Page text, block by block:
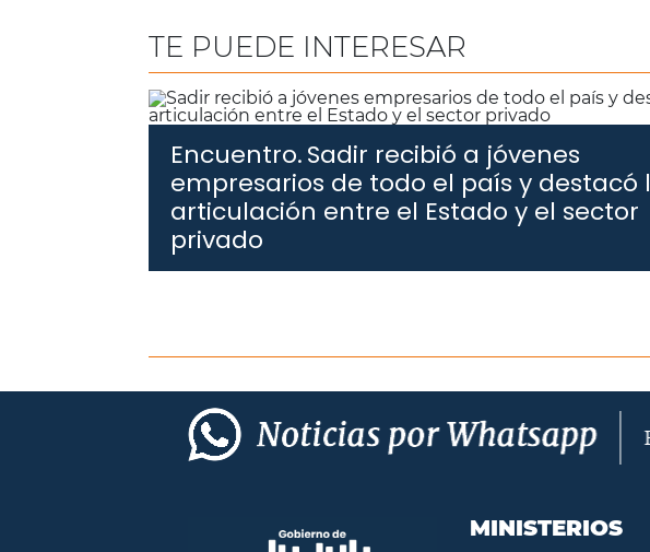
TE PUEDE INTERESAR
Encuentro.Sadir recibió a jóvenes
empresarios de todo el país y destacó
articulación entre el Estado y el sector
privado
MINISTERIOS